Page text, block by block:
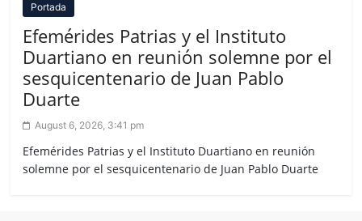
Portada
Efemérides Patrias y el Instituto
Duartiano en reunión solemne por el
sesquicentenario de Juan Pablo
Duarte
August 6, 2026, 3:41 pm
Efemérides Patrias y el Instituto Duartiano en reunión
solemne por el sesquicentenario de Juan Pablo Duarte